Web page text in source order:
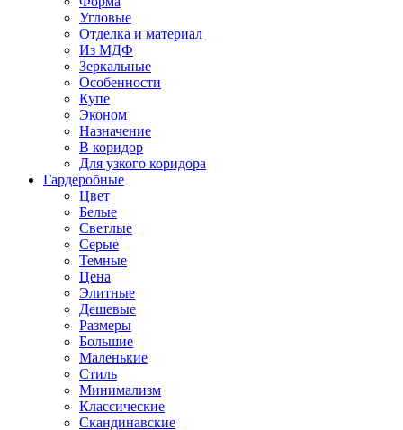
Угловые
Отделка и материал
Из МДФ
Зеркальные
Особенности
Купе
Эконом
Назначение
В коридор
Для узкого коридора
Гардеробные
Цвет
Белые
Светлые
Серые
Темные
Цена
Элитные
Дешевые
Размеры
Большие
Маленькие
Стиль
Минимализм
Классические
Скандинавские